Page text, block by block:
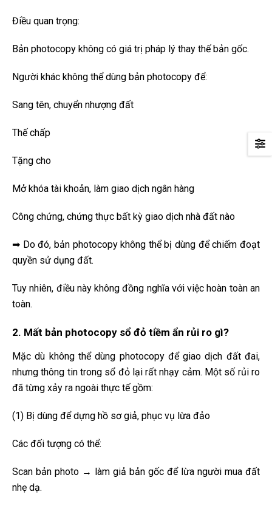
Điều quan trọng:
Bản photocopy không có giá trị pháp lý thay thế bản gốc.
Người khác không thể dùng bản photocopy để:
Sang tên, chuyển nhượng đất
Thế chấp
Tặng cho
Mở khóa tài khoản, làm giao dịch ngân hàng
Công chứng, chứng thực bất kỳ giao dịch nhà đất nào
➡ Do đó, bản photocopy không thể bị dùng để chiếm đoạt
quyền sử dụng đất.
Tuy nhiên, điều này không đồng nghĩa với việc hoàn toàn an
toàn.
2. Mất bản photocopy sổ đỏ tiềm ẩn rủi ro gì?
Mặc dù không thể dùng photocopy để giao dịch đất đai,
nhưng thông tin trong sổ đỏ lại rất nhạy cảm. Một số rủi ro
đã từng xảy ra ngoài thực tế gồm:
(1) Bị dùng để dựng hồ sơ giả, phục vụ lừa đảo
Các đối tượng có thể:
Scan bản photo → làm giả bản gốc để lừa người mua đất
nhẹ dạ.